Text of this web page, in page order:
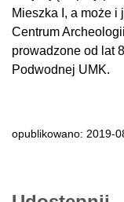
Mieszka I, a może
Centrum
prowadzone od lat
Podwodnej UMK.
opublikowano: 2019-